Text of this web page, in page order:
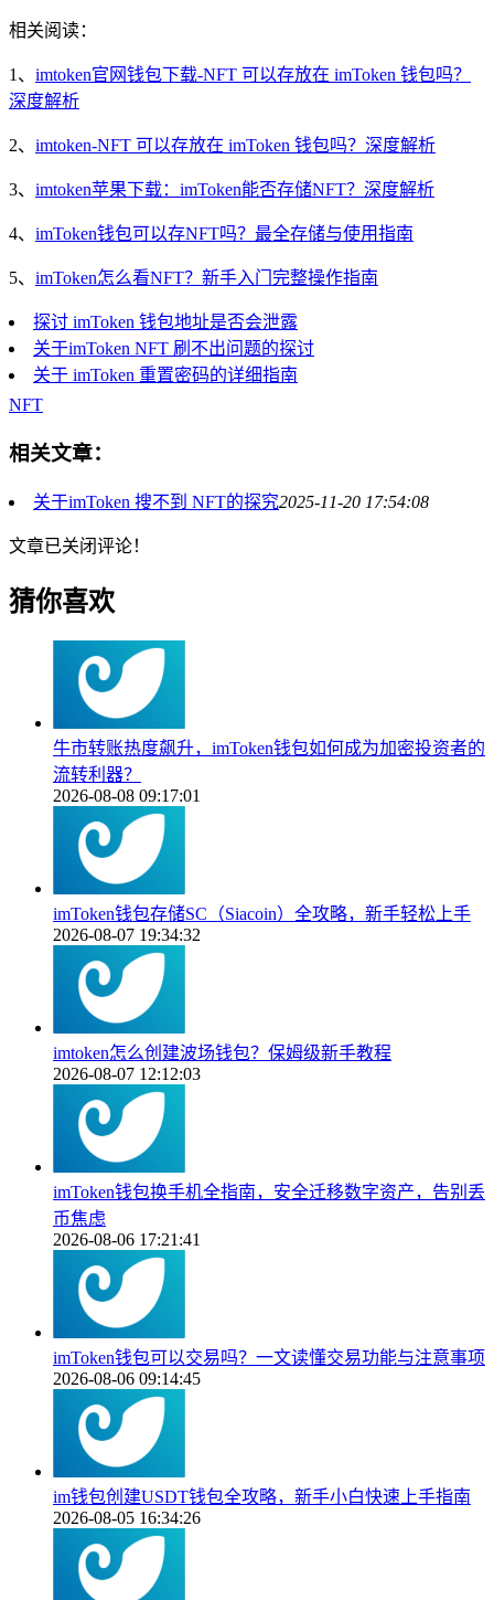
相关阅读：
1、 imtoken官网钱包下载-NFT 可以存放在 imToken 钱包吗？
深度解析
2、 imtoken-NFT 可以存放在 imToken 钱包吗？深度解析
3、 imtoken苹果下载：imToken能否存储NFT？深度解析
4、 imToken钱包可以存NFT吗？最全存储与使用指南
5、 imToken怎么看NFT？新手入门完整操作指南
探讨 imToken 钱包地址是否会泄露
关于imToken NFT 刷不出问题的探讨
关于 imToken 重置密码的详细指南
NFT
相关文章：
关于imToken 搜不到 NFT的探究2025-11-20 17:54:08
文章已关闭评论！
猜你喜欢
牛市转账热度飙升，imToken钱包如何成为加密投资者的
流转利器？
2026-08-08 09:17:01
imToken钱包存储SC（Siacoin）全攻略，新手轻松上手
2026-08-07 19:34:32
imtoken怎么创建波场钱包？保姆级新手教程
2026-08-07 12:12:03
imToken钱包换手机全指南，安全迁移数字资产，告别丢
币焦虑
2026-08-06 17:21:41
imToken钱包可以交易吗？一文读懂交易功能与注意事项
2026-08-06 09:14:45
im钱包创建USDT钱包全攻略，新手小白快速上手指南
2026-08-05 16:34:26